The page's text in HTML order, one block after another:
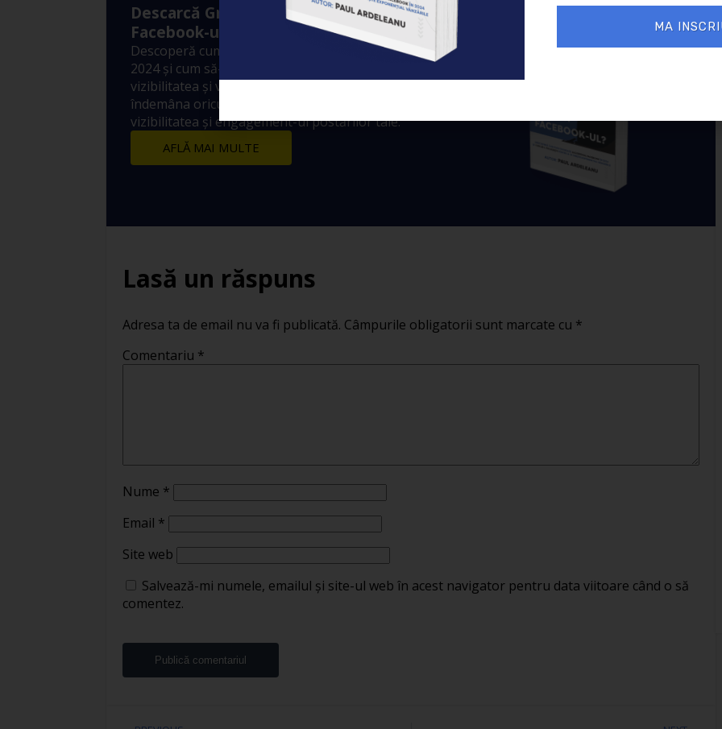
Descarcă Gratuit Ebook-ul: ”A murit
Facebook-ul?”
Descoperă cum funcționează Algoritmul Facebook în
2024 și cum să-l folosești pentru a-ți crește exponențial
vizibilitatea și vânzările! 10 metode simple și la
îndemâna oricui prin care să crești exponențial
vizibilitatea și engagement-ul postărilor tale.
AFLĂ MAI MULTE
Lasă un răspuns
Adresa ta de email nu va fi publicată. Câmpurile obligatorii sunt marcate cu *
Comentariu *
Nume *
Email *
Site web
Salvează-mi numele, emailul și site-ul web în acest navigator pentru data viitoare când o să
comentez.
MA